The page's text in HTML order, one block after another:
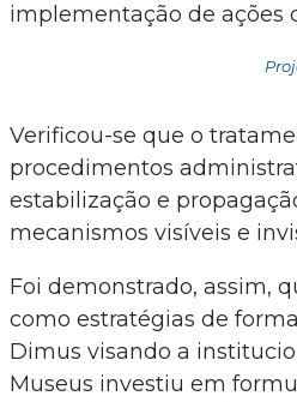
implementação de ações
Verificou-se que o
procedimentos
estabilização e
mecanismos visíveis e
Foi demonstrado, assim,
como estratégias de
Dimus visando a
Museus investiu em